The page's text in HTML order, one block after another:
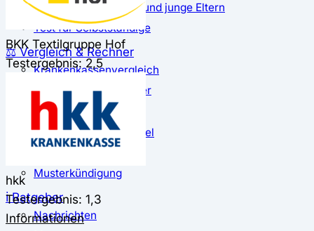
Test für Schwangere und junge Eltern
Test für Selbstständige
⚖️ Vergleich & Rechner
Krankenkassenvergleich
Krankenkassenrechner
↔ Wechsel
Krankenkassenwechsel
Musterkündigung
ℹ Ratgeber
Nachrichten
BKK Textilgruppe Hof
Testergebnis: 2,5
hkk
Testergebnis: 1,3
Informationen